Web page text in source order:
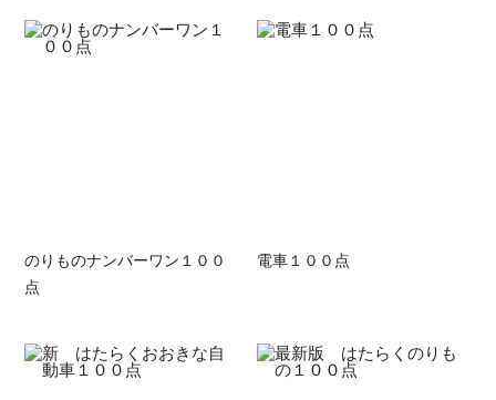
のりものナンバーワン１００
点
電車１００点